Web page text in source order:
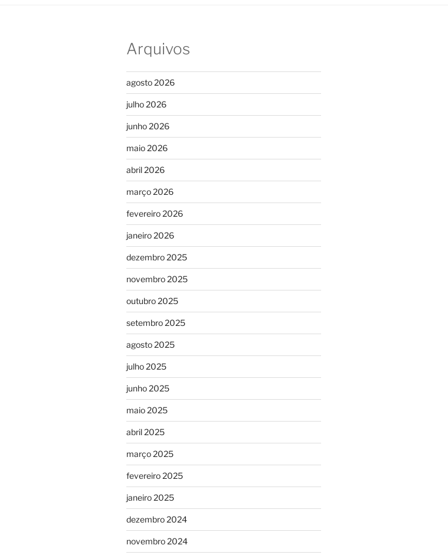
Arquivos
agosto 2026
julho 2026
junho 2026
maio 2026
abril 2026
março 2026
fevereiro 2026
janeiro 2026
dezembro 2025
novembro 2025
outubro 2025
setembro 2025
agosto 2025
julho 2025
junho 2025
maio 2025
abril 2025
março 2025
fevereiro 2025
janeiro 2025
dezembro 2024
novembro 2024